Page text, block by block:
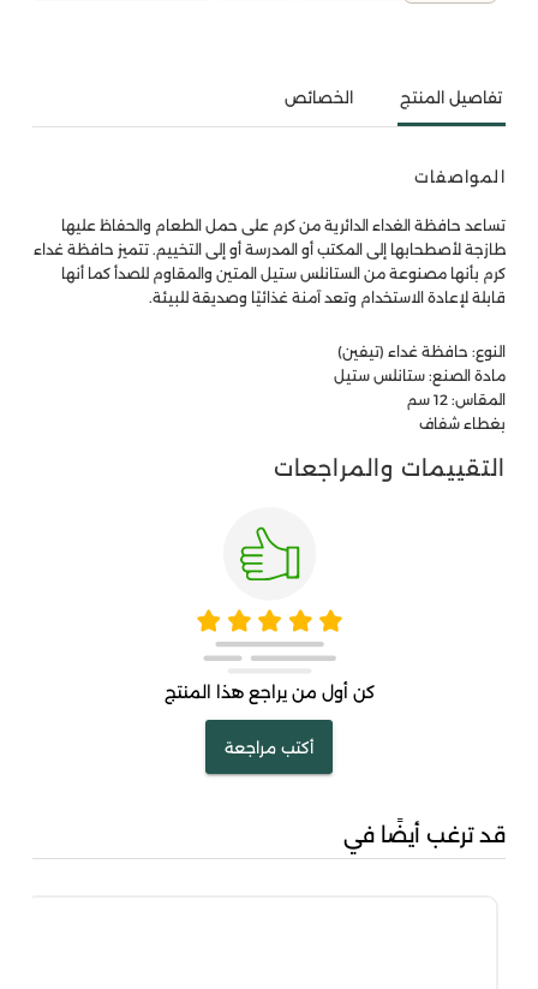
تفاصيل المنتج الخصائص
المواصفات
تساعد حافظة الغداء الدائرية من كرم على حمل الطعام والحفاظ عليها
طازجة لأصطحابها إلى المكتب أو المدرسة أو إلى التخييم. تتميز حافظة غداء
كرم بأنها مصنوعة من الستانلس ستيل المتين والمقاوم للصدأ كما أنها
قابلة لإعادة الاستخدام وتعد آمنة غذائيًا وصديقة للبيئة.
النوع: حافظة غداء (تيفين)
مادة الصنع: ستانلس ستيل
المقاس: 12 سم
بغطاء شفاف
التقييمات والمراجعات
كن أول من يراجع هذا المنتج
أكتب مراجعة
قد ترغب أيضًا في